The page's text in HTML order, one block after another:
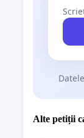
Alte petiții